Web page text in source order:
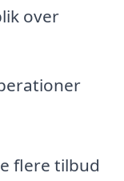
over
flere tilbud